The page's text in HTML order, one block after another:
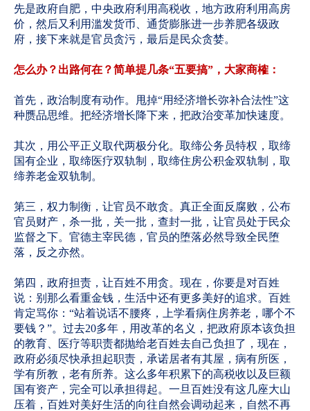
先是政府自肥，中央政府利用高税收，地方政府利用高房
价，然后又利用滥发货币、通货膨胀进一步养肥各级政
府，接下来就是官员贪污，最后是民众贪婪。
怎么办？出路何在？简单提几条“五要搞”，大家商榷：
首先，政治制度有动作。甩掉“用经济增长弥补合法性”这
种赝品思维。把经济增长降下来，把政治变革加快速度。
其次，用公平正义取代两极分化。取缔公务员特权，取缔
国有企业，取缔医疗双轨制，取缔住房公积金双轨制，取
缔养老金双轨制。
第三，权力制衡，让官员不敢贪。真正全面反腐败，公布
官员财产，杀一批，关一批，查封一批，让官员处于民众
监督之下。官德主宰民德，官员的堕落必然导致全民堕
落，反之亦然。
第四，政府担责，让百姓不用贪。现在，你要是对百姓
说：别那么看重金钱，生活中还有更多美好的追求。百姓
肯定骂你：“站着说话不腰疼，上学看病住房养老，哪个不
要钱？”。过去20多年，用改革的名义，把政府原本该负担
的教育、医疗等职责都抛给老百姓去自己负担了，现在，
政府必须尽快承担起职责，承诺居者有其屋，病有所医，
学有所教，老有所养。这么多年积累下的高税收以及巨额
国有资产，完全可以承担得起。一旦百姓没有这几座大山
压着，百姓对美好生活的向往自然会调动起来，自然不再